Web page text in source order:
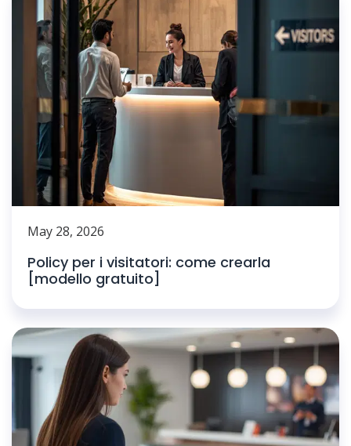
May 28, 2026
Policy per i visitatori: come crearla
[modello gratuito]